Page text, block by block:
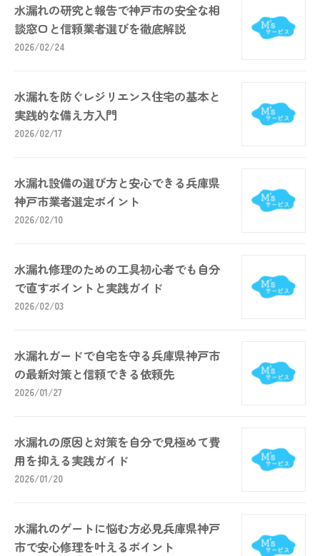
水漏れの研究と報告で神戸市の安全な相
談窓口と信頼業者選びを徹底解説
2026/02/24
水漏れを防ぐレジリエンス住宅の基本と
実践的な備え方入門
2026/02/17
水漏れ設備の選び方と安心できる兵庫県
神戸市業者選定ポイント
2026/02/10
水漏れ修理のための工具初心者でも自分
で直すポイントと実践ガイド
2026/02/03
水漏れガードで自宅を守る兵庫県神戸市
の最新対策と信頼できる依頼先
2026/01/27
水漏れの原因と対策を自分で見極めて費
用を抑える実践ガイド
2026/01/20
水漏れのゲートに悩む方必見兵庫県神戸
市で安心修理を叶えるポイント